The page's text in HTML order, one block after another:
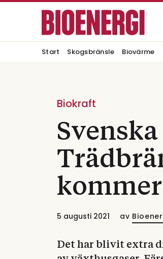
Start Skogsbränsle Biovärme
Biokraft
Svenska
5 augusti 2021 av
Det har blivit extra